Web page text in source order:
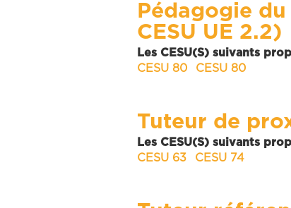
Pédagogie
CESU UE 2.2)
Les CESU(S) suivants
CESU 80
CESU 80
Tuteur de
Les CESU(S) suivants
CESU 63
CESU 74